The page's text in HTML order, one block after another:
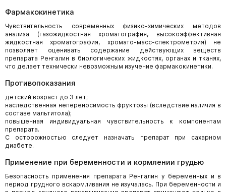
Фармакокинетика
Чувствительность современных физико-химических методов
анализа (газожидкостная хроматография, высокоэффективная
жидкостная хроматография, хромато-масс-спектрометрия) не
позволяет оценивать содержание действующих веществ
препарата Ренгалин в биологических жидкостях, органах и тканях,
что делает технически невозможным изучение фармакокинетики.
Противопоказания
детский возраст до 3 лет;
наследственная непереносимость фруктозы (вследствие наличия в
составе мальтитола);
повышенная индивидуальная чувствительность к компонентам
препарата.
С осторожностью следует назначать препарат при сахарном
диабете.
Применение при беременности и кормлении грудью
Безопасность применения препарата Ренгалин у беременных и в
период грудного вскармливания не изучалась. При беременности и